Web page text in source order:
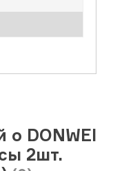
DONWEI
2шт.